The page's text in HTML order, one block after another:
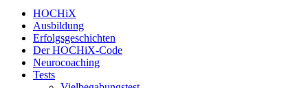
HOCHiX
Ausbildung
Erfolgsgeschichten
Der HOCHiX-Code
Neurocoaching
Tests